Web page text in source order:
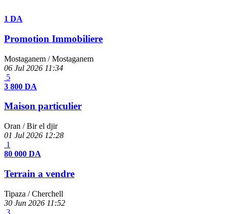
1 DA
Promotion Immobiliere
Mostaganem / Mostaganem
06 Jul 2026 11:34
5
3 800 DA
Maison particulier
Oran / Bir el djir
01 Jul 2026 12:28
1
80 000 DA
Terrain a vendre
Tipaza / Cherchell
30 Jun 2026 11:52
3